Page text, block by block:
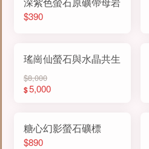
$390
瑤崗仙螢石與水晶共生
$8,000
$5,000
糖心幻影螢石礦標
$890